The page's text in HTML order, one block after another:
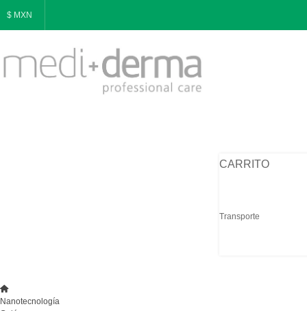
$ MXN
CARRITO
Transporte
Nanotecnología